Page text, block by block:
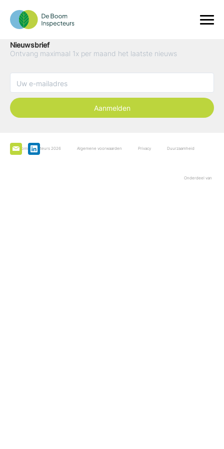
Nieuwsbrief
Ontvang maximaal 1x per maand het laatste nieuws
Aanmelden
De Boominspecteurs 2026 Algemene voorwaarden Privacy Duurzaamheid
Onderdeel van